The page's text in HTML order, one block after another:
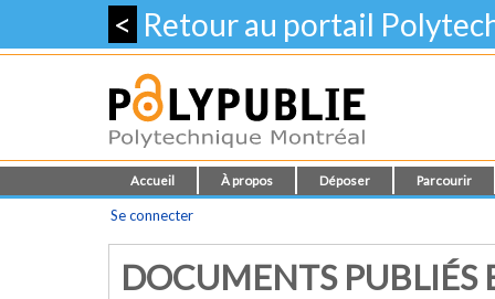
< Retour au portail
Accueil À propos Déposer Parcourir
Se connecter
DOCUMENTS PUBLIÉS